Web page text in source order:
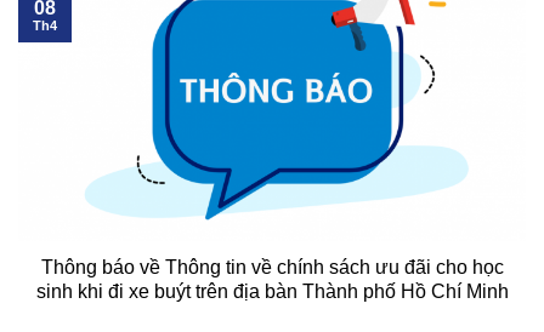
Thông báo về Thông tin về chính sách ưu đãi cho học
sinh khi đi xe buýt trên địa bàn Thành phố Hồ Chí Minh
08
Th4